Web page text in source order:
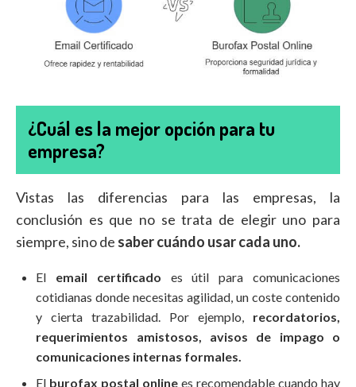
¿Cuál es la mejor opción para tu
empresa?
Vistas las diferencias para las empresas, la
conclusión es que no se trata de elegir uno para
siempre, sino de saber cuándo usar cada uno.
El email certificado es útil para comunicaciones
cotidianas donde necesitas agilidad, un coste contenido
y cierta trazabilidad. Por ejemplo, recordatorios,
requerimientos amistosos, avisos de impago o
comunicaciones internas formales.
El burofax postal online es recomendable cuando hay